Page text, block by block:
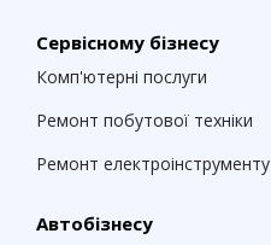
Сервісному бізнесу
Комп'ютерні послуги
Ремонт побутової техніки
Ремонт електроінструменту
Автобізнесу